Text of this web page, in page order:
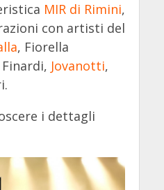
MIR di Rimini,
con artisti del
, Fiorella
Jovanotti,
i dettagli